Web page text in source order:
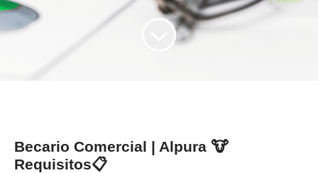
Becario Comercial | Alpura 🐮
Requisitos📋